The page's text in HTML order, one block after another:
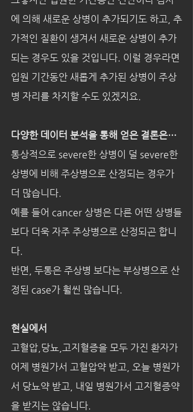
에 의해 새로운 상병이 추가되기도 하고, 추
가적인 질환이 생겨서 새로운 상병이 추가
되는 경우도 있을 것입니다. 이럴 경우라면
입원 기간동안 새롭게 추가된 상병이 주상
병 자리를 차지할 수도 있겠지요.
다양한 데이터 분석을 통해 얻은 결론은…
통상적으로 severe한 상병이 덜 severe한
상병에 비해 주상병으로 산정되는 경우가
더 많습니다.
예를 들어 cancer 상병은 다른 어떤 상병들
보다 더욱 자주 주상병으로 산정되곤 합니
다.
반면, 두통은 주상병 보다는 부상병으로 산
정된 case가 훨씬 많습니다.
현실에서
고혈압,당뇨,고지혈증을 모두 가진 환자가
어제 병원가서 고혈압약 받고, 오늘 병원가
서 당뇨약 받고, 내일 병원가서 고지혈증약
을 받지는 않습니다.